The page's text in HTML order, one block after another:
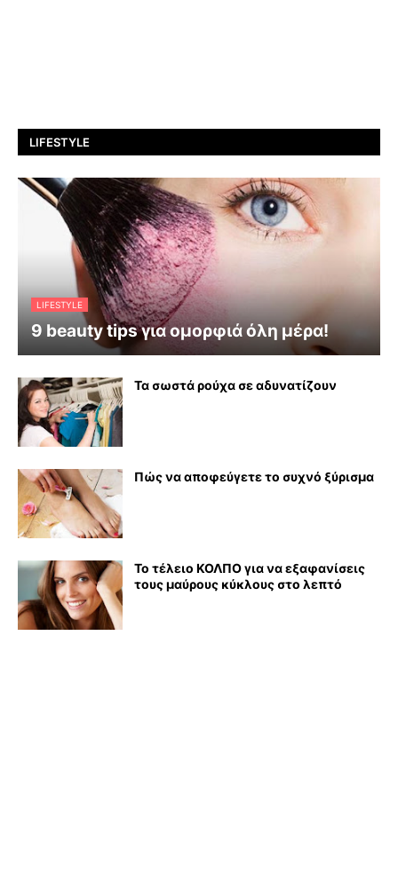
LIFESTYLE
LIFESTYLE
9 beauty tips για ομορφιά όλη μέρα!
Τα σωστά ρούχα σε αδυνατίζουν
Πώς να αποφεύγετε το συχνό ξύρισμα
Το τέλειο ΚΟΛΠΟ για να εξαφανίσεις
τους μαύρους κύκλους στο λεπτό